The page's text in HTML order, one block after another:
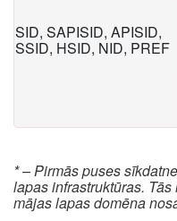
SID, SAPISID, APISID,
SSID, HSID, NID, PREF
* – Pirmās puses
lapas infrastruktūras.
mājas lapas domēna